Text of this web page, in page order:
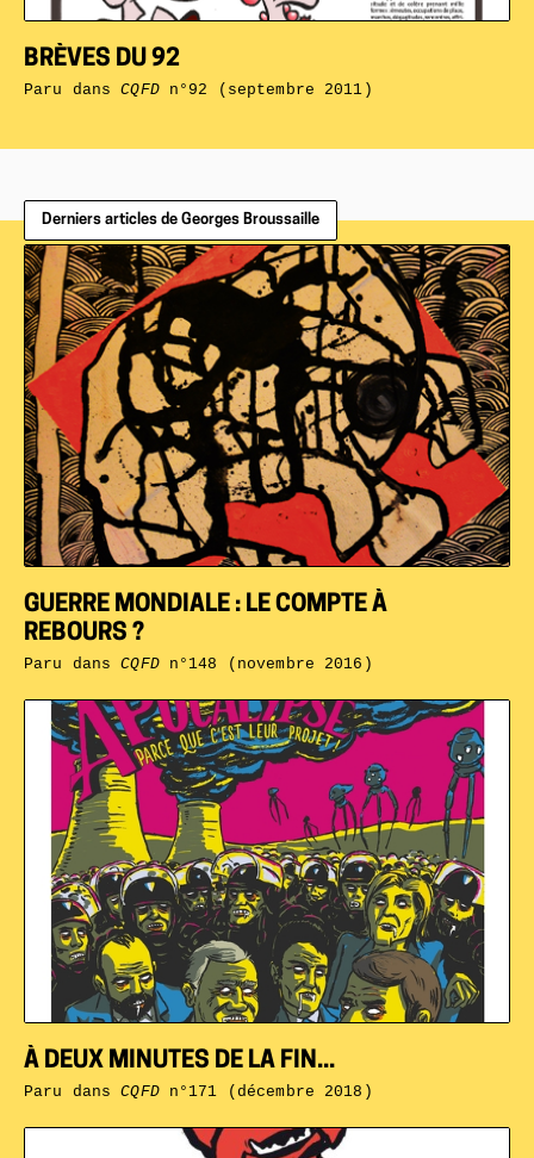
BRÈVES DU 92
Paru dansCQFDn°92 (septembre 2011)
Derniers articles de Georges Broussaille
À DEUX MINUTES DE LA FIN...
Paru dansCQFDn°171 (décembre 2018)
GUERRE MONDIALE : LE COMPTE À
REBOURS ?
Paru dansCQFDn°148 (novembre 2016)